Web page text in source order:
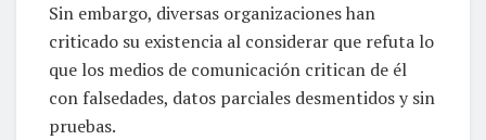
Sin embargo, diversas organizaciones han
criticado su existencia al considerar que refuta lo
que los medios de comunicación critican de él
con falsedades, datos parciales desmentidos y sin
pruebas.